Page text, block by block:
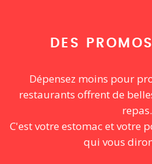
DES PROMOS
Dépensez moins pour
restaurants offrent de
repas.
C'est votre estomac et votre
qui vous